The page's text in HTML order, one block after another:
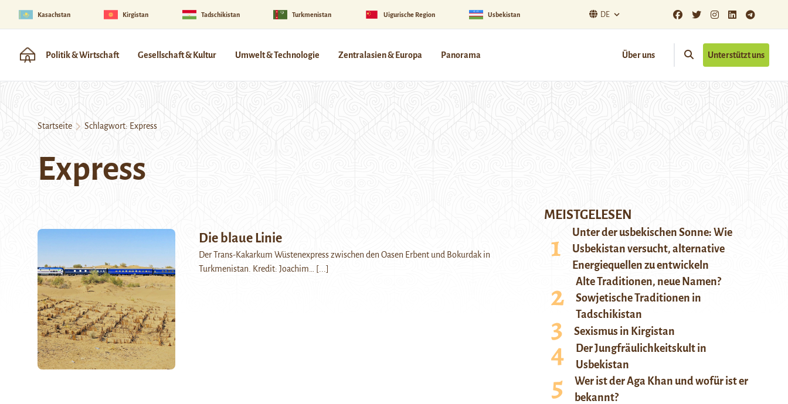
Kasachstan Kirgistan Tadschikistan Turkmenistan Uigurische Region Usbekistan DE
Politik & Wirtschaft Gesellschaft & Kultur Umwelt & Technologie Zentralasien & Europa Panorama Über uns Unterstützt uns
Startseite Schlagwort: Express
Express
Die blaue Linie
Der Trans-Kakarkum Wüstenexpress zwischen den Oasen Erbent und Bokurdak in
Turkmenistan. Kredit: Joachim…
[...]
MEISTGELESEN
Unter der usbekischen Sonne: Wie
Usbekistan versucht, alternative
Energiequellen zu entwickeln
Alte Traditionen, neue Namen?
Sowjetische Traditionen in
Tadschikistan
Sexismus in Kirgistan
Der Jungfräulichkeitskult in
Usbekistan
Wer ist der Aga Khan und wofür ist er
bekannt?